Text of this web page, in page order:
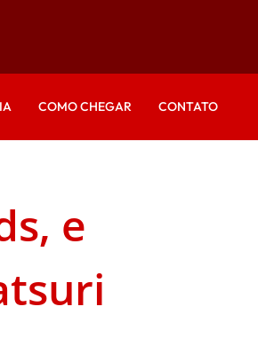
COMO CHEGAR CONTATO
e